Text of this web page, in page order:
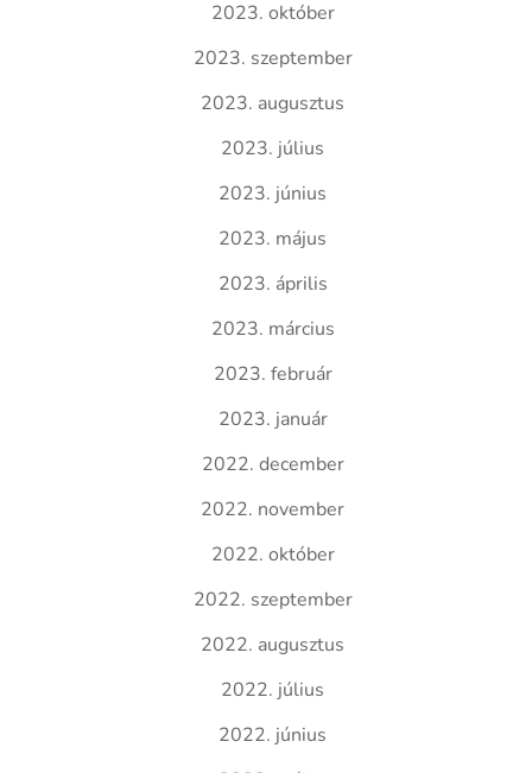
2023. október
2023. szeptember
2023. augusztus
2023. július
2023. június
2023. május
2023. április
2023. március
2023. február
2023. január
2022. december
2022. november
2022. október
2022. szeptember
2022. augusztus
2022. július
2022. június